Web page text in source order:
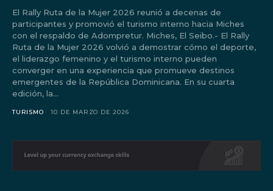
Don't miss
Sing up for our newsletter
to stay in the loop.
El Rally Ruta de la Mujer 2026 reunió a decenas de
participantes y promovió el turismo interno hacia Miches
con el respaldo de Adompretur. Miches, El Seibo.- El Rally
Ruta de la Mujer 2026 volvió a demostrar cómo el deporte,
el liderazgo femenino y el turismo interno pueden
converger en una experiencia que promueve destinos
emergentes de la República Dominicana. En su cuarta
edición, la...
TURISMO 10 DE MARZO DE 2026